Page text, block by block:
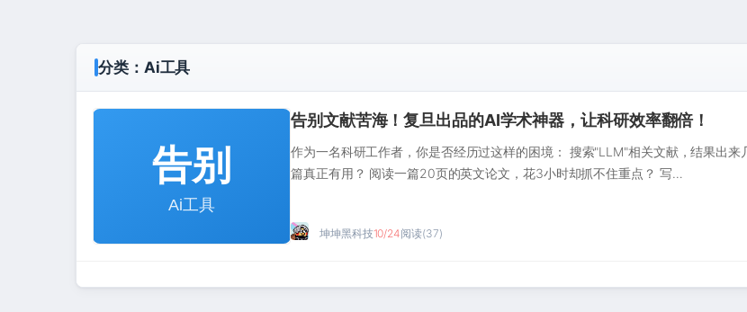
分类： Ai工具
告别文献苦海！复旦出品的AI学术神器，让科研效率翻倍！
作为一名科研工作者，你是否经历过这样的困境： 搜索"LLM"相关文献，结果出来
篇真正有用？ 阅读一篇20页的英文论文，花3小时却抓不住重点？ 写…
坤坤黑科技10/24阅读(37)